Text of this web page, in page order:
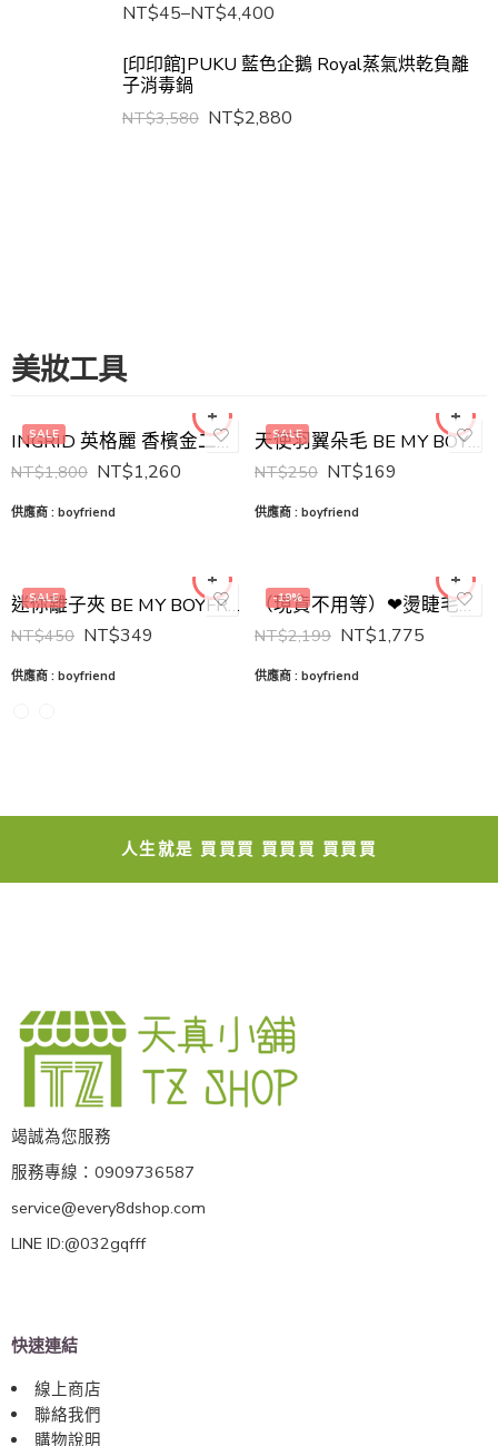
NT$45–NT$4,400
[印印館]PUKU 藍色企鵝 Royal蒸氣烘乾負離
子消毒鍋
NT$3,580 NT$2,880
美妝工具
SALE INGRID 英格麗 香檳金二代透氣電捲棒 BE MY BOYFRIEND 王盈喬老師推薦 電棒 捲髮器
NT$1,800 NT$1,260
供應商 : boyfriend
32mm
SALE 迷你離子夾 BE MY BOYFRIEND 王盈喬老師推薦 平板夾 離子夾
NT$450 NT$349
供應商 : boyfriend
SALE 天使羽翼朵毛 BE MY BOYFRIEND 王盈喬老師推薦 深咖啡色假睫毛 嫁接睫毛
NT$250 NT$169
供應商 : boyfriend
-19% （現貨不用等）❤燙睫毛神器套組❤
NT$2,199 NT$1,775
供應商 : boyfriend
人生就是 買買買 買買買 買買買
竭誠為您服務
服務專線：0909736587
service@every8dshop.com
LINE ID:@032gqfff
快速連結
線上商店
聯絡我們
購物說明